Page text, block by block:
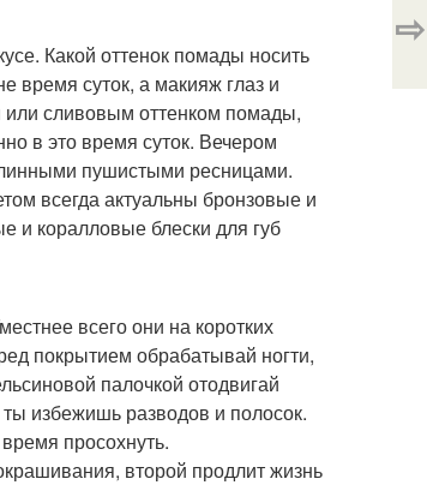
Какой оттенок помады носить
время суток, а макияж глаз и
или сливовым оттенком помады,
в это время суток. Вечером
пушистыми ресницами.
всегда актуальны бронзовые и
и коралловые блески для губ
всего они на коротких
покрытием обрабатывай ногти,
палочкой отодвигай
избежишь разводов и полосок.
просохнуть.
второй продлит жизнь
⇨